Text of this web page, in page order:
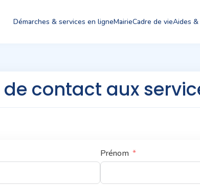
Démarches & services en ligneMairieCadre de vieAides
contact aux
Prénom